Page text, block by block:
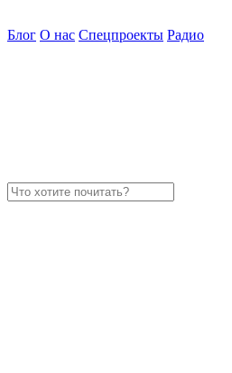
Блог О нас Спецпроекты Радио